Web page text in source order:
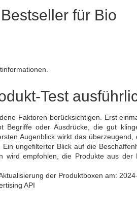
für Bio
Test
Faktoren berücksichtigen. Erst
Begriffe oder Ausdrücke, die gut
Augenblick wirkt das überzeugend,
ungefilterter Blick auf die
wird empfohlen, die Produkte aus der
der Produktboxen am:
API